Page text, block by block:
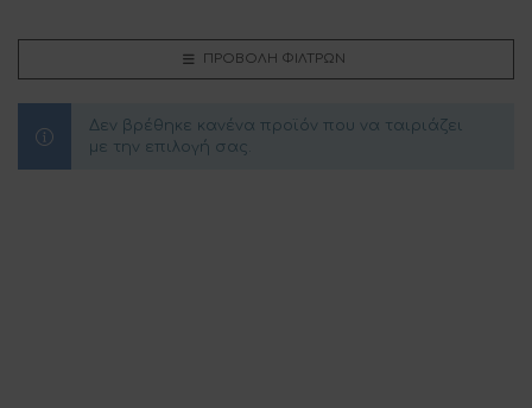
ΠΡΟΒΟΛΉ ΦΊΛΤΡΩΝ
Δεν βρέθηκε κανένα προϊόν που να ταιριάζει
με την επιλογή σας.